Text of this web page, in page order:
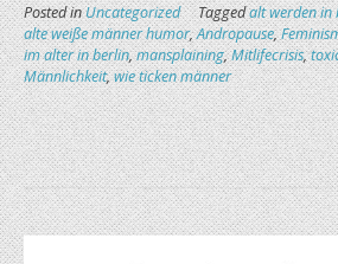
Posted inUncategorized Taggedalt werden in
alte weiße männer humor,Andropause,
im alter in berlin,mansplaining,Mitlifecrisis,
Männlichkeit,wie ticken männer